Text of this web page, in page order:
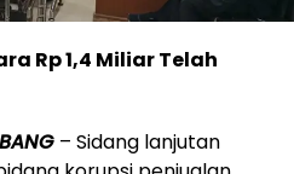
Rp 1,4 Miliar Telah
– Sidang lanjutan